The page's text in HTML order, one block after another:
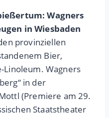
Wagners
in Wiesbaden
provinziellen
Bier,
Linoleum. Wagners
in der
(Premiere am 29.
Staatstheater